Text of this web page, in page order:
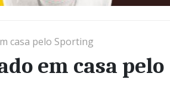
casa pelo Sporting
em casa pelo